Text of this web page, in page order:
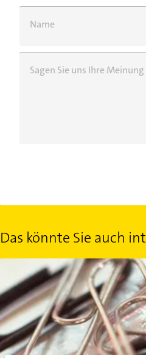
Name
Sagen Sie uns Ihre
Das könnte Sie auch
Büroklammer-Tricks: Kleine Helfer